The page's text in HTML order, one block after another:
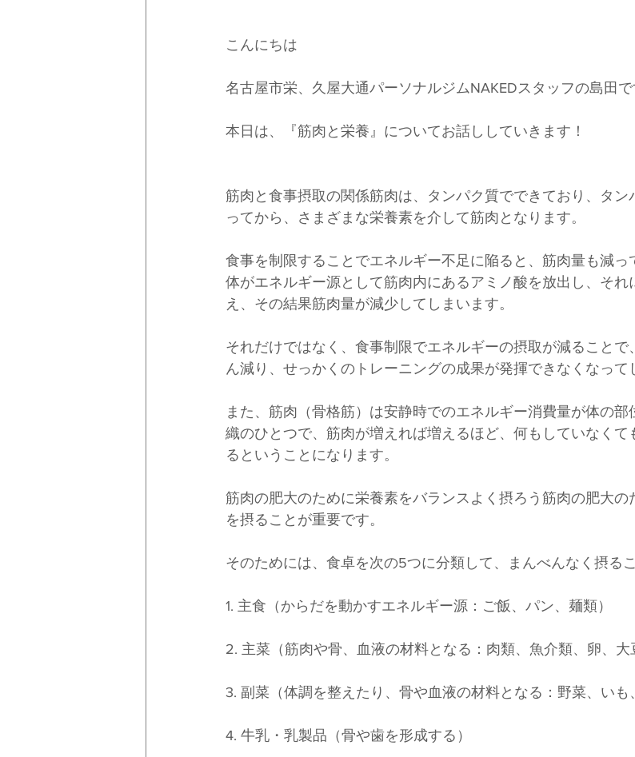
こんにちは
名古屋市栄、久屋大通パーソナルジムNAKEDスタッフの島田で
本日は、『筋肉と栄養』についてお話ししていきます！
筋肉と食事摂取の関係筋肉は、タンパク質でできており、タン
ってから、さまざまな栄養素を介して筋肉となります。
食事を制限することでエネルギー不足に陥ると、筋肉量も減っ
体がエネルギー源として筋肉内にあるアミノ酸を放出し、そ
え、その結果筋肉量が減少してしまいます。
それだけではなく、食事制限でエネルギーの摂取が減ることで
ん減り、せっかくのトレーニングの成果が発揮できなくなって
また、筋肉（骨格筋）は安静時でのエネルギー消費量が体の
織のひとつで、筋肉が増えれば増えるほど、何もしていなく
るということになります。
筋肉の肥大のために栄養素をバランスよく摂ろう筋肉の肥大
を摂ることが重要です。
そのためには、食卓を次の5つに分類して、まんべんなく摂る
1. 主食（からだを動かすエネルギー源：ご飯、パン、麺類）
2. 主菜（筋肉や骨、血液の材料となる：肉類、魚介類、卵、大
3. 副菜（体調を整えたり、骨や血液の材料となる：野菜、いも
4. 牛乳・乳製品（骨や歯を形成する）